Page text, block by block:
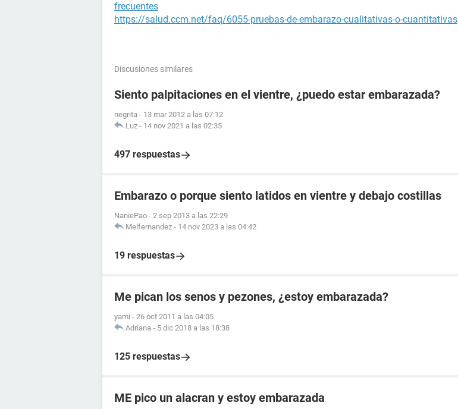
frecuentes
https://salud.ccm.net/faq/6055-pruebas-de-embarazo-cualitativas-o-cuantitativas
Discusiones similares
Siento palpitaciones en el vientre, ¿puedo estar embarazada?
negrita - 13 mar 2012 a las 07:12
Luz - 14 nov 2021 a las 02:35
497 respuestas
Embarazo o porque siento latidos en vientre y debajo costillas
NaniePao - 2 sep 2013 a las 22:29
Melfernandez - 14 nov 2023 a las 04:42
19 respuestas
Me pican los senos y pezones, ¿estoy embarazada?
yami - 26 oct 2011 a las 04:05
Adriana - 5 dic 2018 a las 18:38
125 respuestas
ME pico un alacran y estoy embarazada